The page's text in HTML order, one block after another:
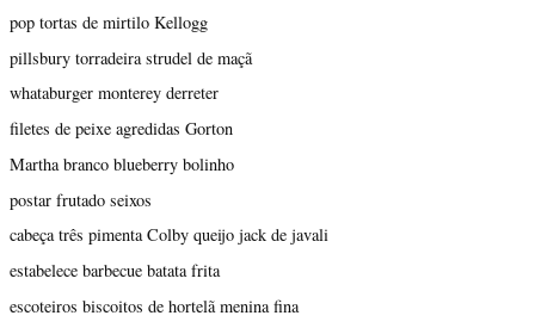
pop tortas de mirtilo Kellogg
pillsbury torradeira strudel de maçã
whataburger monterey derreter
filetes de peixe agredidas Gorton
Martha branco blueberry bolinho
postar frutado seixos
cabeça três pimenta Colby queijo jack de javali
estabelece barbecue batata frita
escoteiros biscoitos de hortelã menina fina